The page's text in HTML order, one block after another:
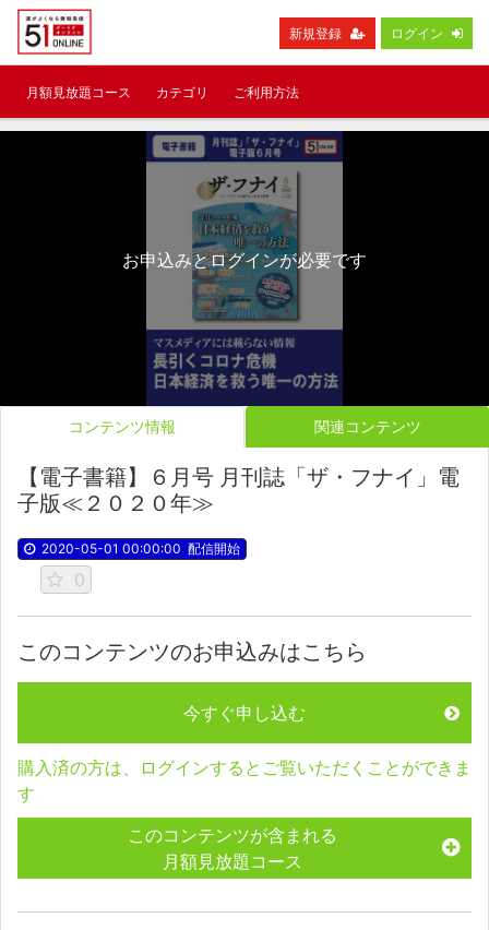
新規登録 ログイン
月額見放題コース カテゴリ ご利用方法
お申込みとログインが必要です
コンテンツ情報 関連コンテンツ
【電子書籍】６月号 月刊誌「ザ・フナイ」電
子版≪２０２０年≫
2020-05-01 00:00:00 配信開始
0
このコンテンツのお申込みはこちら
今すぐ申し込む
購入済の方は、ログインするとご覧いただくことができま
す
このコンテンツが含まれる
月額見放題コース